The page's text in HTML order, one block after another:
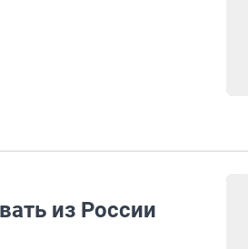
из России